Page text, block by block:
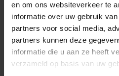
en om ons websiteverkeer te
informatie over uw gebruik
partners voor social media,
partners kunnen deze
informatie die u aan ze heeft
verzameld op basis van uw